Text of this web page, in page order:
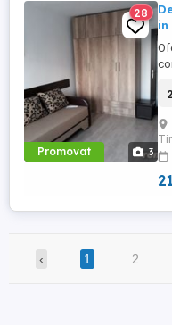
Promovat 3
28
in
‹ 1 2